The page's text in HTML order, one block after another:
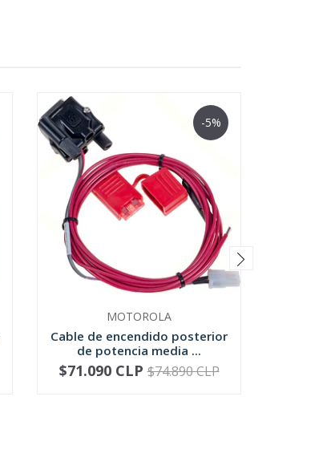
-5%
MOTOROLA
Cable de encendido posterior
de potencia media ...
+
-$71.090 CLP$74.890 CLP